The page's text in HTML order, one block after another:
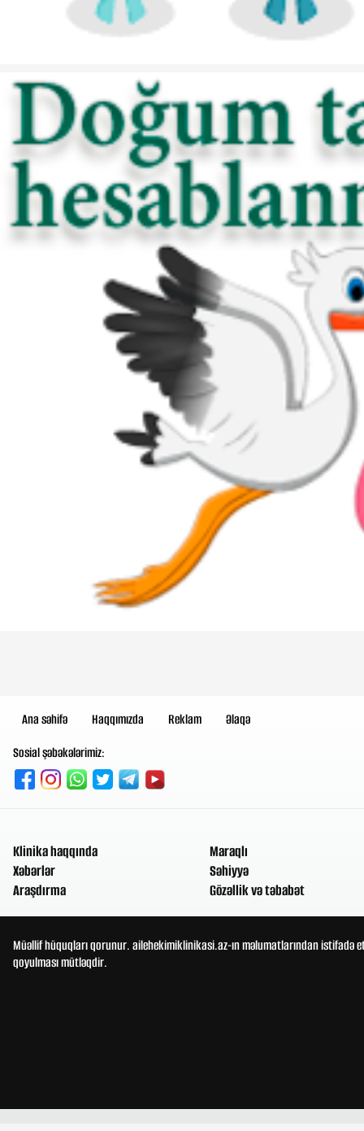
Ana səhifə Haqqımızda Reklam
Əlaqə
Sosial şəbəkələrimiz:
Klinika haqqında
Xəbərlər
Araşdırma
Maraqlı
Səhiyyə
Gözəllik və təbabət
Müəllif hüquqları qorunur. ailehekimiklinikasi.az-ın məlumatlarından
qoyulması mütləqdir.